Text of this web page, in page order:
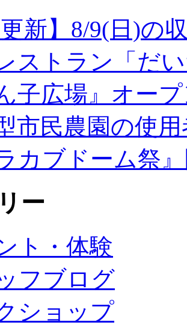
更新】8/9(日)の
ストラン「だ
ん子広場』オー
市民農園の使
カブドーム祭
ー
ト・体験
フブログ
ショップ